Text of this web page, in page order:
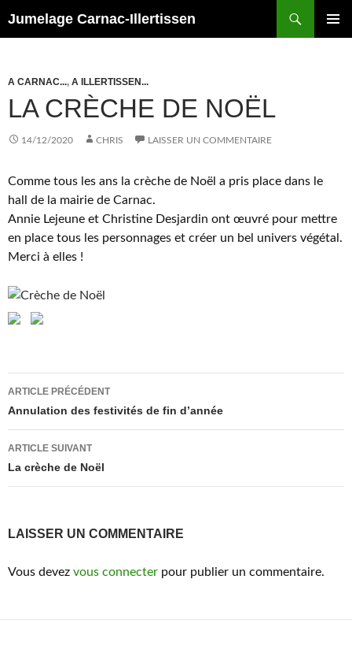
Jumelage Carnac-Illertissen
A CARNAC..., A ILLERTISSEN...
LA CRÈCHE DE NOËL
14/12/2020 CHRIS LAISSER UN COMMENTAIRE
Comme tous les ans la crèche de Noël a pris place dans le
hall de la mairie de Carnac.
Annie Lejeune et Christine Desjardin ont œuvré pour mettre
en place tous les personnages et créer un bel univers végétal.
Merci à elles !
Navigation
des
articles
ARTICLE PRÉCÉDENT
Annulation des festivités de fin d’année
ARTICLE SUIVANT
La crèche de Noël
LAISSER UN COMMENTAIRE
Vous devez vous connecter pour publier un commentaire.